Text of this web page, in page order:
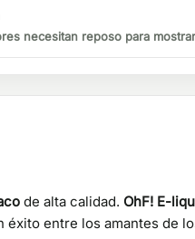
necesitan reposo para
de alta calidad. OhF! E-
éxito entre los amantes de